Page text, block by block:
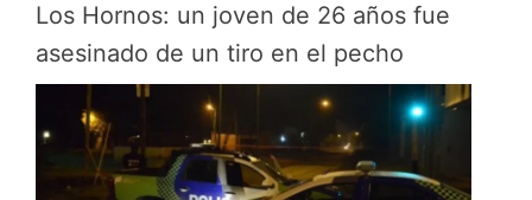
Los Hornos: un joven de 26 años fue
asesinado de un tiro en el pecho